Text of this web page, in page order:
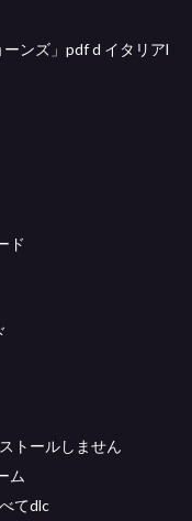
ーンズ」pdf d イタリアl
ド
トールしません
ム
てdlc